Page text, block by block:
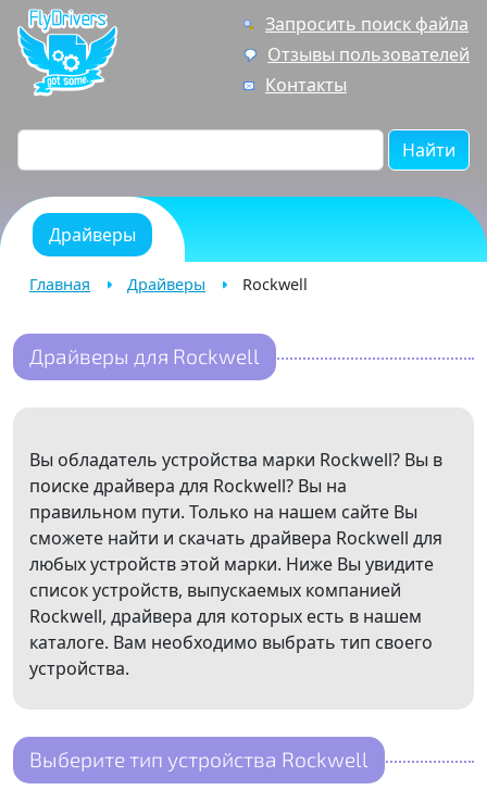
Запросить поиск файла
Отзывы пользователей
Контакты
Найти
Драйверы
Главная Драйверы Rockwell
Драйверы для Rockwell
Вы обладатель устройства марки Rockwell? Вы в
поиске драйвера для Rockwell? Вы на
правильном пути. Только на нашем сайте Вы
сможете найти и скачать драйвера Rockwell для
любых устройств этой марки. Ниже Вы увидите
список устройств, выпускаемых компанией
Rockwell, драйвера для которых есть в нашем
каталоге. Вам необходимо выбрать тип своего
устройства.
Выберите тип устройства Rockwell